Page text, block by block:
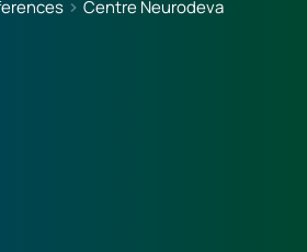
Centre Neurodeva